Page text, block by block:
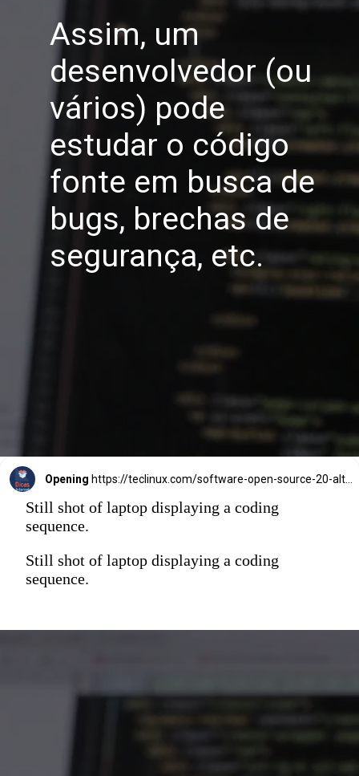
Assim, um
desenvolvedor (ou
vários) pode
estudar o código
fonte em busca de
bugs, brechas de
segurança, etc.
Opening
Still shot of laptop displaying a coding
sequence.
Still shot of laptop displaying a coding
sequence.